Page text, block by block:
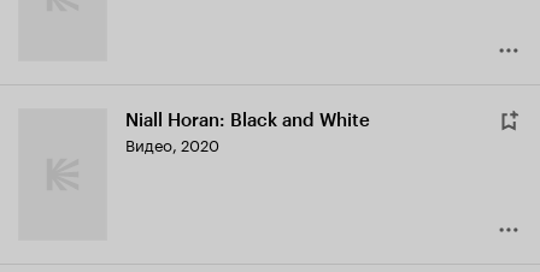
Niall Horan: Black and White
Видео, 2020